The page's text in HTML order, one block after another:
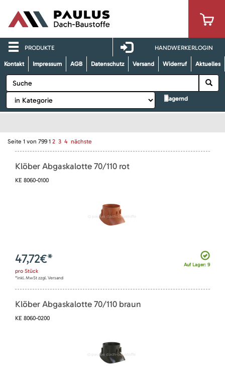
PRODUKTE HANDWERKERLOGIN
Kontakt Impressum AGB Datenschutz Versand Widerruf Aktuelles
lagernd
Seite 1 von 799 1 2 3 4 nächste
Klöber Abgaskalotte 70/110 rot
KE 8060-0100
Auf Lager: 9
47,72€*
pro Stück
*inkl. MwSt zzgl. Versand
Klöber Abgaskalotte 70/110 braun
KE 8060-0200